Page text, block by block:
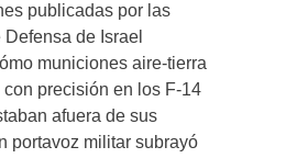
publicadas por las
Defensa de Israel
municiones aire‑tierra
precisión en los F‑14
afuera de sus
portavoz militar subrayó